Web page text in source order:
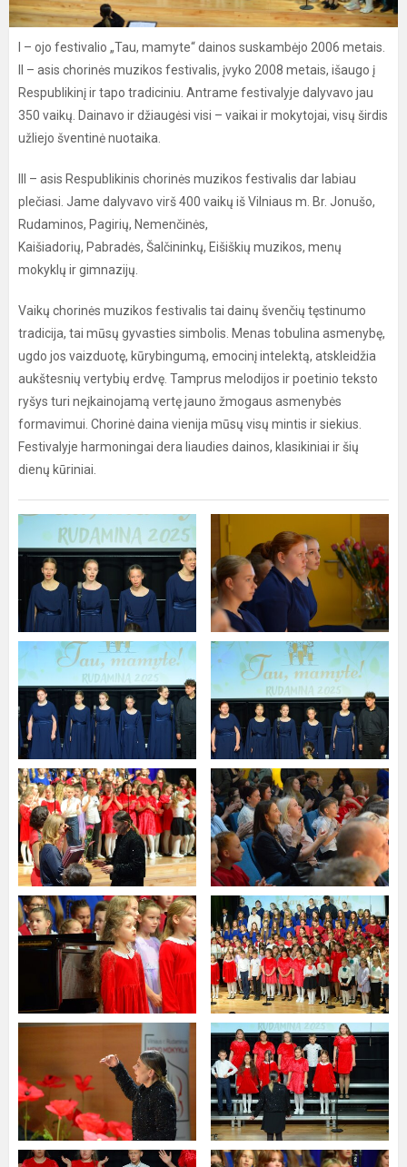
I – ojo festivalio „Tau, mamyte“ dainos suskambėjo 2006 metais.
II – asis chorinės muzikos festivalis, įvyko 2008 metais, išaugo į
Respublikinį ir tapo tradiciniu. Antrame festivalyje dalyvavo jau
350 vaikų. Dainavo ir džiaugėsi visi – vaikai ir mokytojai, visų širdis
užliejo šventinė nuotaika.
III – asis Respublikinis chorinės muzikos festivalis dar labiau
plečiasi. Jame dalyvavo virš 400 vaikų iš Vilniaus m. Br. Jonušo,
Rudaminos, Pagirių, Nemenčinės,
Kaišiadorių, Pabradės, Šalčininkų, Eišiškių muzikos, menų
mokyklų ir gimnazijų.
Vaikų chorinės muzikos festivalis tai dainų švenčių tęstinumo
tradicija, tai mūsų gyvasties simbolis. Menas tobulina asmenybę,
ugdo jos vaizduotę, kūrybingumą, emocinį intelektą, atskleidžia
aukštesnių vertybių erdvę. Tamprus melodijos ir poetinio teksto
ryšys turi neįkainojamą vertę jauno žmogaus asmenybės
formavimui. Chorinė daina vienija mūsų visų mintis ir siekius.
Festivalyje harmoningai dera liaudies dainos, klasikiniai ir šių
dienų kūriniai.